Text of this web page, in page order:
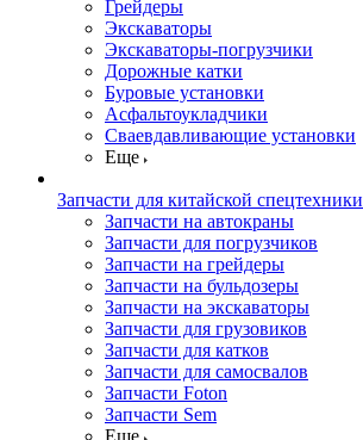
Грейдеры
Экскаваторы
Экскаваторы-погрузчики
Дорожные катки
Буровые установки
Асфальтоукладчики
Сваевдавливающие установки
Еще
Запчасти для китайской спецтехники
Запчасти на автокраны
Запчасти для погрузчиков
Запчасти на грейдеры
Запчасти на бульдозеры
Запчасти на экскаваторы
Запчасти для грузовиков
Запчасти для катков
Запчасти для самосвалов
Запчасти Foton
Запчасти Sem
Еще